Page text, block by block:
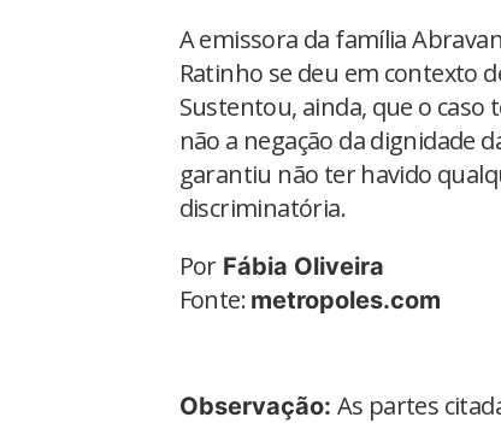
A emissora da família
Ratinho se deu em contexto
Sustentou, ainda, que o caso
não a negação da dignidade
garantiu não ter havido
discriminatória.
PorFábia Oliveira
Fonte: metropoles.com
Observação: As partes